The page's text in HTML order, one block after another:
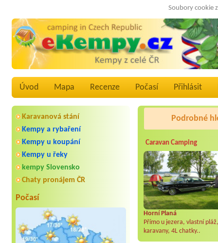
Soubory cookie
Úvod Mapa Recenze Počasí Přihlásit
Karavanová stání
Kempy a rybaření
Kempy u koupání
Kempy u řeky
kempy Slovensko
Chaty pronájem ČR
Počasí
Podrobné
Caravan Camping
Horní Planá
Přímo u jezera, vlastní pláž,
karavany, 4L chatky..